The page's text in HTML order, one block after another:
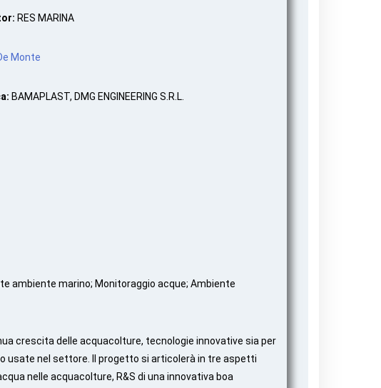
RES MARINA
Monte
BAMAPLAST, DMG ENGINEERING S.R.L.
ambiente marino; Monitoraggio acque; Ambiente
crescita delle acquacolture, tecnologie innovative sia per
usate nel settore. Il progetto si articolerà in tre aspetti
nelle acquacolture, R&S di una innovativa boa